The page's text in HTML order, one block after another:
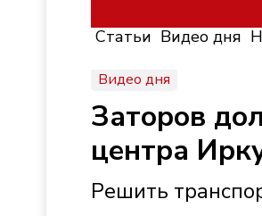
Статьи Видео дня
Видео дня
Заторов
центра
Решить